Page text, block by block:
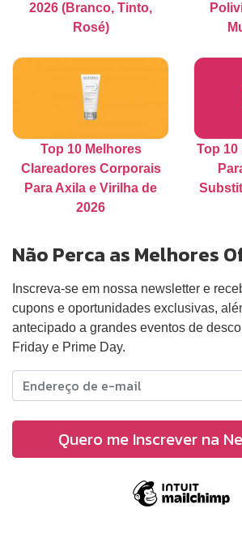
2026 (Branco, Tinto,
Rosé)
Top 10 Melhores
Clareadores Corporais
Para Axila e Virilha de
2026
Top 10
Não Perca as Melhores
Inscreva-se em nossa newsletter e
cupons e oportunidades exclusivas,
antecipado a grandes eventos de
Friday e Prime Day.